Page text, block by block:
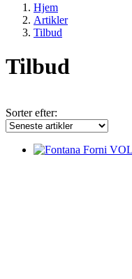
Hjem
Artikler
Tilbud
Tilbud
Sorter efter: